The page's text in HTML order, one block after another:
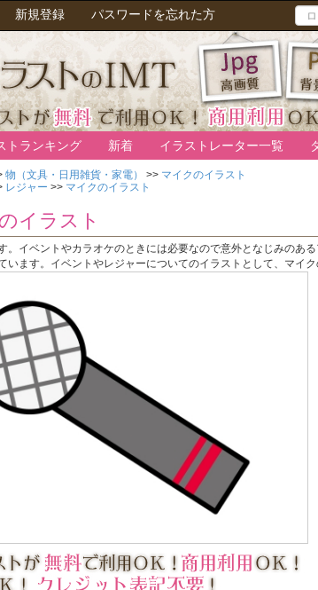
新規登録 パスワードを忘れた方
トランキング 新着 イラストレーター一覧
物（文具・日用雑貨・家電） >> マイクのイラスト
レジャー >> マイクのイラスト
イラスト
。イベントやカラオケのときには必要なので意外となじみのあ
います。イベントやレジャーについてのイラストとして、マイク